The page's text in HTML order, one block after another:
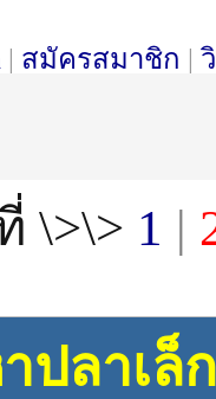
| สมัครสมาชิก |
\>\> 1 |
ปลาเ